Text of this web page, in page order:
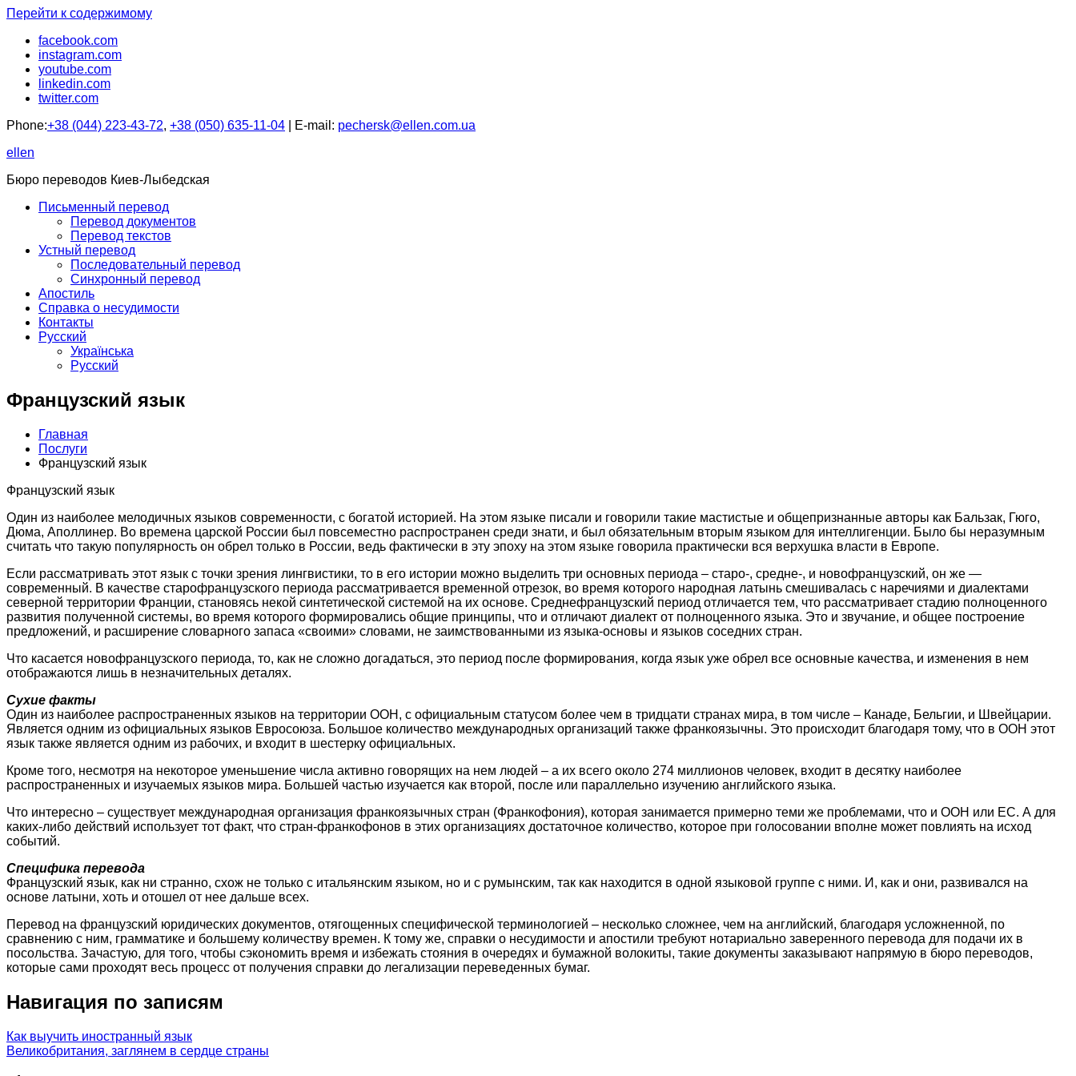
Перейти к содержимому
facebook.com
instagram.com
youtube.com
linkedin.com
twitter.com
Phone:+38 (044) 223-43-72, +38 (050) 635-11-04 | E-mail: pechersk@ellen.com.ua
ellen
Бюро переводов Киев-Лыбедская
Письменный перевод
Перевод документов
Перевод текстов
Устный перевод
Последовательный перевод
Синхронный перевод
Апостиль
Справка о несудимости
Контакты
Русский
Українська
Русский
Французский язык
Главная
Послуги
Французский язык
Французский язык
Один из наиболее мелодичных языков современности, с богатой историей. На этом языке писали и говорили такие мастистые и общепризнанные авторы как Бальзак, Гюго,
Дюма, Аполлинер. Во времена царской России был повсеместно распространен среди знати, и был обязательным вторым языком для интеллигенции. Было бы неразумным
считать что такую популярность он обрел только в России, ведь фактически в эту эпоху на этом языке говорила практически вся верхушка власти в Европе.
Если рассматривать этот язык с точки зрения лингвистики, то в его истории можно выделить три основных периода – старо-, средне-, и новофранцузский, он же —
современный. В качестве старофранцузского периода рассматривается временной отрезок, во время которого народная латынь смешивалась с наречиями и диалектами
северной территории Франции, становясь некой синтетической системой на их основе. Среднефранцузский период отличается тем, что рассматривает стадию полноценного
развития полученной системы, во время которого формировались общие принципы, что и отличают диалект от полноценного языка. Это и звучание, и общее построение
предложений, и расширение словарного запаса «своими» словами, не заимствованными из языка-основы и языков соседних стран.
Что касается новофранцузского периода, то, как не сложно догадаться, это период после формирования, когда язык уже обрел все основные качества, и изменения в нем
отображаются лишь в незначительных деталях.
Сухие факты
Один из наиболее распространенных языков на территории ООН, с официальным статусом более чем в тридцати странах мира, в том числе – Канаде, Бельгии, и Швейцарии.
Является одним из официальных языков Евросоюза. Большое количество международных организаций также франкоязычны. Это происходит благодаря тому, что в ООН этот
язык также является одним из рабочих, и входит в шестерку официальных.
Кроме того, несмотря на некоторое уменьшение числа активно говорящих на нем людей – а их всего около 274 миллионов человек, входит в десятку наиболее
распространенных и изучаемых языков мира. Большей частью изучается как второй, после или параллельно изучению английского языка.
Что интересно – существует международная организация франкоязычных стран (Франкофония), которая занимается примерно теми же проблемами, что и ООН или ЕС. А для
каких-либо действий использует тот факт, что стран-франкофонов в этих организациях достаточное количество, которое при голосовании вполне может повлиять на исход
событий.
Специфика перевода
Французский язык, как ни странно, схож не только с итальянским языком, но и с румынским, так как находится в одной языковой группе с ними. И, как и они, развивался на
основе латыни, хоть и отошел от нее дальше всех.
Перевод на французский юридических документов, отягощенных специфической терминологией – несколько сложнее, чем на английский, благодаря усложненной, по
сравнению с ним, грамматике и большему количеству времен. К тому же, справки о несудимости и апостили требуют нотариально заверенного перевода для подачи их в
посольства. Зачастую, для того, чтобы сэкономить время и избежать стояния в очередях и бумажной волокиты, такие документы заказывают напрямую в бюро переводов,
которые сами проходят весь процесс от получения справки до легализации переведенных бумаг.
Навигация по записям
Как выучить иностранный язык
Великобритания, заглянем в сердце страны